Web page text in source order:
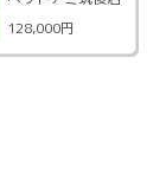
128,000円